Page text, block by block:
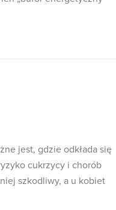
jest, gdzie odkłada się
cukrzycy i chorób
szkodliwy, a u kobiet